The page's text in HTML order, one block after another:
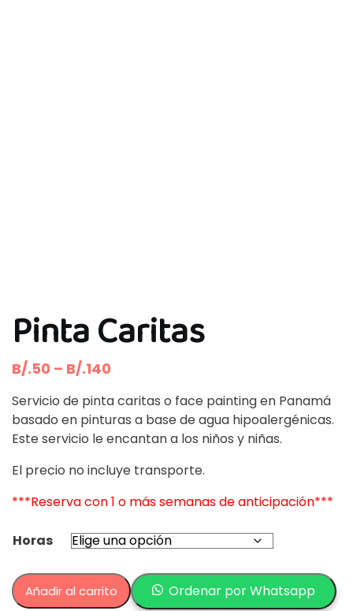
Pinta Caritas
B/.50 – B/.140
Servicio de pinta caritas o face painting en Panamá
basado en pinturas a base de agua hipoalergénicas.
Este servicio le encantan a los niños y niñas.
El precio no incluye transporte.
***Reserva con 1 o más semanas de anticipación***
Horas
Pinta
Caritas
Añadir al carrito Ordenar por Whatsapp